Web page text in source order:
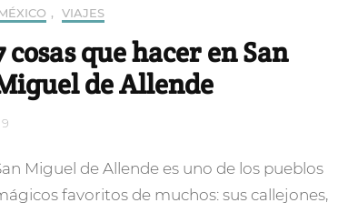
, VIAJES
cosas que hacer en San
de Allende
9
Miguel de Allende es uno de los pueblos
favoritos de muchos: sus callejones,